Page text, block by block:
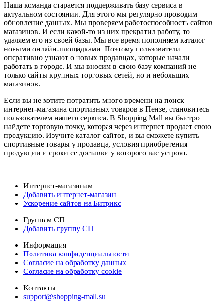
Наша команда старается поддерживать базу сервиса в
актуальном состоянии. Для этого мы регулярно проводим
обновление данных. Мы проверяем работоспособность сайтов
магазинов. И если какой-то из них прекратил работу, то
удаляем его из своей базы. Мы все время пополняем каталог
новыми онлайн-площадками. Поэтому пользователи
оперативно узнают о новых продавцах, которые начали
работать в городе. И мы вносим в свою базу компаний не
только сайты крупных торговых сетей, но и небольших
магазинов.
Если вы не хотите потратить много времени на поиск
интернет-магазина спортивных товаров в Пензе, становитесь
пользователем нашего сервиса. В Shopping Mall вы быстро
найдете торговую точку, которая через интернет продает свою
продукцию. Изучите каталог сайтов, и вы сможете купить
спортивные товары у продавца, условия приобретения
продукции и сроки ее доставки у которого вас устроят.
Интернет-магазинам
Добавить интернет-магазин
Ускорение сайтов на Битрикс
Группам СП
Добавить группу СП
Информация
Политика конфиденциальности
Согласие на обработку данных
Согласие на обработку cookie
Контакты
support@shopping-mall.su